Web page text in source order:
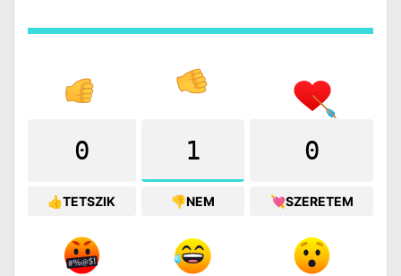
0
👍TETSZIK
1
👎NEM
0
💘SZERETEM